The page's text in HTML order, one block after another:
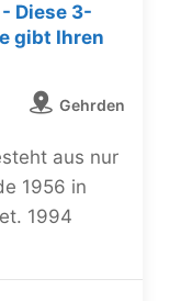
Diese 3-
gibt Ihren
Gehrden
aus nur
1956 in
1994